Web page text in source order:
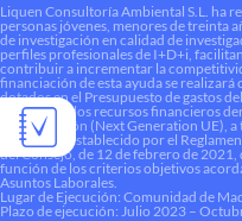
Liquen Consultoría Ambiental S.L. ha
personas jóvenes, menores de treinta
de investigación en calidad de
perfiles profesionales de I+D+i,
contribuir a incrementar la
financiación de esta ayuda se
dotados en el Presupuesto de gastos
el marco de los recursos financieros
Recuperación (Next Generation UE),
Resiliencia establecido por el
del Consejo, de 12 de febrero de
función de los criterios objetivos
Asuntos Laborales.
Lugar de Ejecución: Comunidad de
Plazo de ejecución: Julio 2023 –